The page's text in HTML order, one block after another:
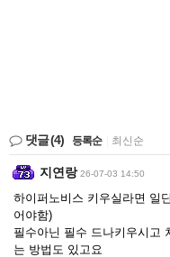
댓글(4) 등록순 최신순
지연랑 26-07-03 14:50
하이퍼노비스 키우실라면 일
어야함)
필수아닌 필수 드나키우시고
는 방법도 있고요